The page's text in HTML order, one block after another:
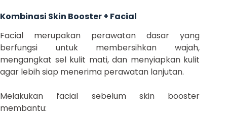
Kombinasi Skin Booster + Facial
Facial merupakan perawatan dasar yang
berfungsi untuk membersihkan wajah,
mengangkat sel kulit mati, dan menyiapkan kulit
agar lebih siap menerima perawatan lanjutan.
Melakukan facial sebelum skin booster
membantu: